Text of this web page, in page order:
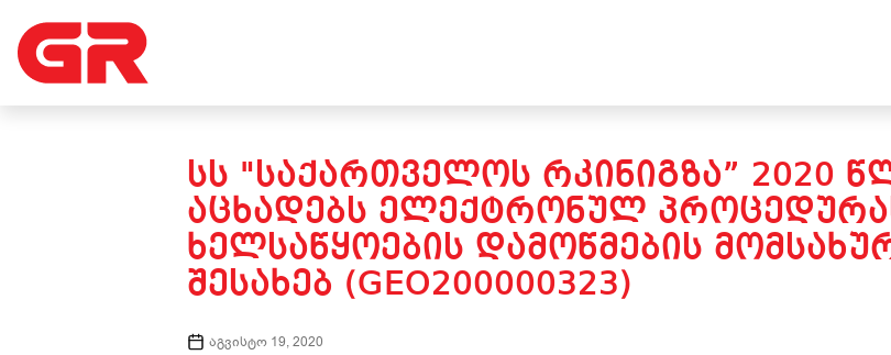
ᲡᲡ "ᲡᲐᲥᲐᲠᲗᲕᲔᲚᲝᲡ ᲠᲙᲘᲜᲘᲒᲖᲐ” 2020
ᲐᲪᲮᲐᲓᲔᲑᲡ ᲔᲚᲔᲥᲢᲠᲝᲜᲣᲚ
ᲮᲔᲚᲡᲐᲬᲧᲝᲔᲑᲘᲡ ᲓᲐᲛᲝᲬᲛᲔᲑᲘᲡ
ᲨᲔᲡᲐᲮᲔᲑ (GEO200000323)
აგვისტო 19, 2020